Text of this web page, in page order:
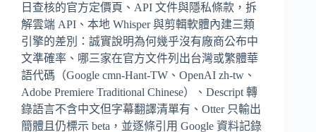
日查核的官方定價頁、API 文件與隱私條款，拆
解雲端 API、本地 Whisper 與剪輯軟體內建三類
引擎的差別：誠實說明為何幾乎沒有廠商公布中
文準確率、哪三家在官方文件列出台灣或繁體華
語代碼（Google cmn-Hant-TW、OpenAI zh-tw、
Adobe Premiere Traditional Chinese）、Descript 轉
錄語言不含中文但字幕翻譯清單有、Otter 只輸出
簡體且仍標示 beta，並逐條引用 Google 資料記錄